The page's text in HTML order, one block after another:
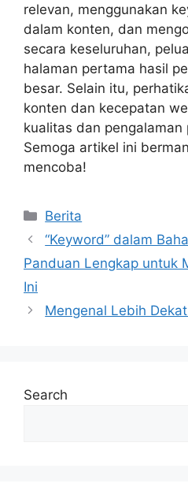
relevan, menggunakan
dalam konten, dan
secara keseluruhan,
halaman pertama hasil
besar. Selain itu,
konten dan kecepatan
kualitas dan
Semoga artikel ini
mencoba!
Categories
Berita
“Keyword” dalam
Panduan Lengkap untuk
Ini
Mengenal Lebih
Search